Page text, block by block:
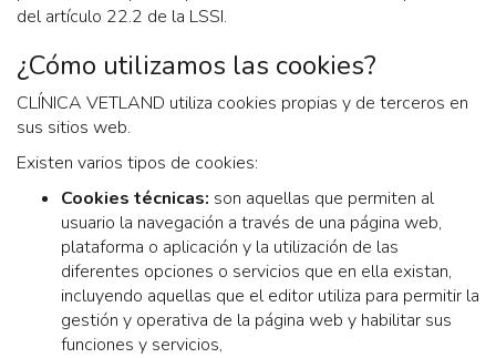
del artículo 22.2 de la LSSI.
¿Cómo utilizamos las cookies?
CLÍNICA VETLAND utiliza cookies propias y de terceros en
sus sitios web.
Existen varios tipos de cookies:
Cookies técnicas: son aquellas que permiten al
usuario la navegación a través de una página web,
plataforma o aplicación y la utilización de las
diferentes opciones o servicios que en ella existan,
incluyendo aquellas que el editor utiliza para permitir la
gestión y operativa de la página web y habilitar sus
funciones y servicios,